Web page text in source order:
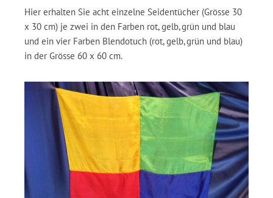
Hier erhalten Sie acht einzelne Seidentücher (Grösse 30
x 30 cm) je zwei in den Farben rot, gelb, grün und blau
und ein vier Farben Blendotuch (rot, gelb, grün und blau)
in der Grösse 60 x 60 cm.